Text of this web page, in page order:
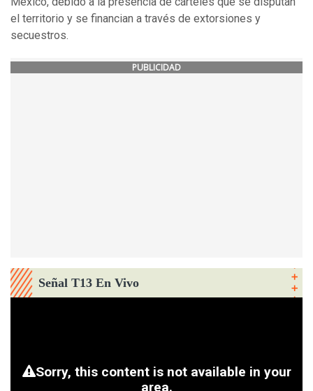
el territorio y se financian a través de extorsiones y
secuestros.
PUBLICIDAD
Señal T13 En Vivo